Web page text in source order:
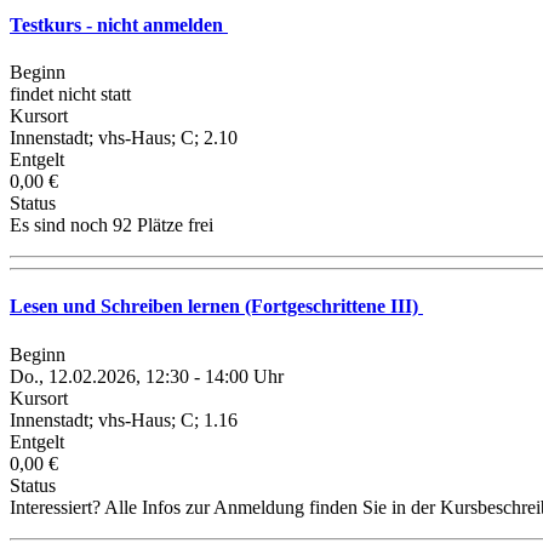
Testkurs - nicht anmelden
Beginn
findet nicht statt
Kursort
Innenstadt; vhs-Haus; C; 2.10
Entgelt
0,00 €
Status
Es sind noch 92 Plätze frei
Lesen und Schreiben lernen (Fortgeschrittene III)
Beginn
Do., 12.02.2026, 12:30 - 14:00 Uhr
Kursort
Innenstadt; vhs-Haus; C; 1.16
Entgelt
0,00 €
Status
Interessiert? Alle Infos zur Anmeldung finden Sie in der